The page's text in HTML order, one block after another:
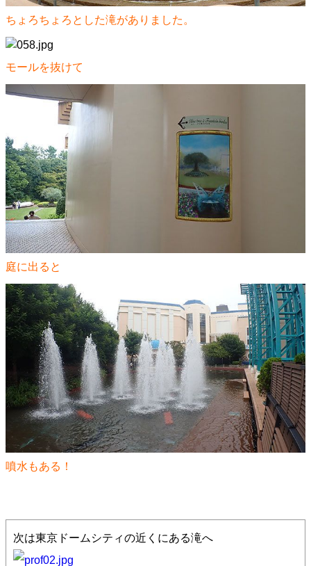
ちょろちょろとした滝がありました。
モールを抜けて
庭に出ると
噴水もある！
次は東京ドームシティの近くにある滝へ